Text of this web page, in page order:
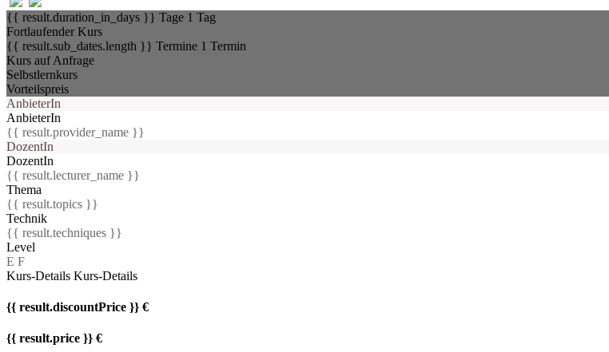
{{ result.duration_in_days }} Tage 1 Tag
Fortlaufender Kurs
{{ result.sub_dates.length }} Termine 1 Termin
Kurs auf Anfrage
Selbstlernkurs
Vorteilspreis
AnbieterIn
AnbieterIn
{{ result.provider_name }}
DozentIn
DozentIn
{{ result.lecturer_name }}
Thema
{{ result.topics }}
Technik
{{ result.techniques }}
Level
E F
Kurs-Details Kurs-Details
{{ result.discountPrice }} €
{{ result.price }} €